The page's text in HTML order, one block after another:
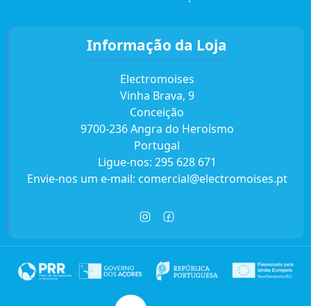
Informação da Loja
Electromoises
Vinha Brava, 9
Conceição
9700-236 Angra do Heroísmo
Portugal
Ligue-nos: 295 628 671
Envie-nos um e-mail: comercial@electromoises.pt